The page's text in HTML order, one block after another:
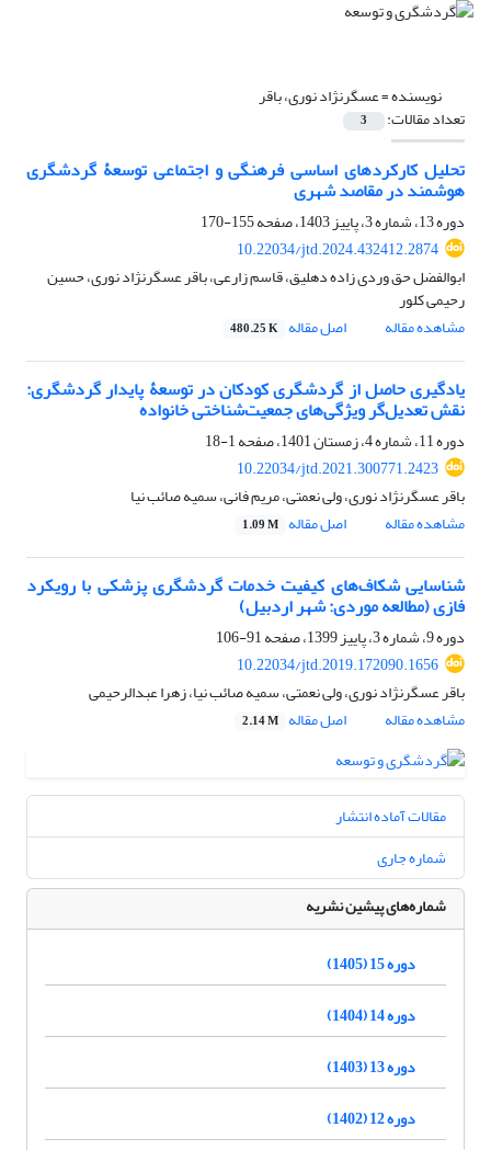
نویسنده =عسگرنژاد نوری، باقر
تعداد مقالات: 3
تحلیل کارکردهای اساسی فرهنگی و اجتماعی توسعۀ گردشگری
هوشمند در مقاصد شهری
دوره 13، شماره 3، پاییز 1403، صفحه
155-170
10.22034/jtd.2024.432412.2874
ابوالفضل حق وردی زاده دهلیق، قاسم زارعی، باقر عسگرنژاد نوری، حسین
رحیمی کلور
مشاهده مقاله
اصل مقاله 480.25 K
یادگیری حاصل از گردشگری کودکان در توسعۀ پایدار گردشگری:
نقش تعدیل‌گر ویژگی‌های جمعیت‌شناختی خانواده
دوره 11، شماره 4، زمستان 1401، صفحه
1-18
10.22034/jtd.2021.300771.2423
باقر عسگرنژاد نوری، ولی نعمتی، مریم فانی، سمیه صائب نیا
مشاهده مقاله
اصل مقاله 1.09 M
شناسایی شکاف‌های کیفیت خدمات گردشگری پزشکی با رویکرد
فازی (مطالعه‌ موردی: شهر اردبیل)
دوره 9، شماره 3، پاییز 1399، صفحه
91-106
10.22034/jtd.2019.172090.1656
باقر عسگرنژاد نوری، ولی نعمتی، سمیه صائب نیا، زهرا عبدالرحیمی
مشاهده مقاله
اصل مقاله 2.14 M
مقالات آماده انتشار
شماره جاری
شماره‌های پیشین نشریه
دوره 15 (1405)
دوره 14 (1404)
دوره 13 (1403)
دوره 12 (1402)